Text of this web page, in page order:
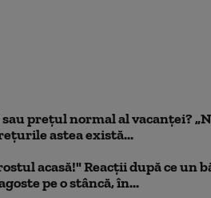
prețul normal al vacanței?
astea există...
acasă!" Reacţii după ce un
pe o stâncă, în...